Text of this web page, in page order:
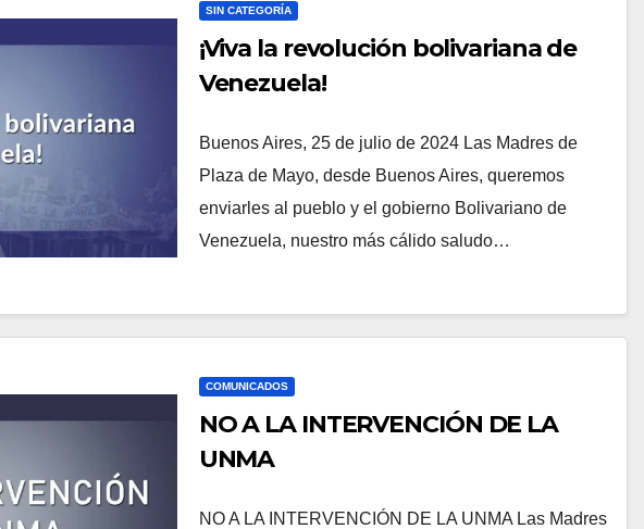
SIN CATEGORÍA
¡Viva la revolución bolivariana de
Venezuela!
Buenos Aires, 25 de julio de 2024 Las Madres de
Plaza de Mayo, desde Buenos Aires, queremos
enviarles al pueblo y el gobierno Bolivariano de
Venezuela, nuestro más cálido saludo…
COMUNICADOS
NO A LA INTERVENCIÓN DE LA
UNMA
NO A LA INTERVENCIÓN DE LA UNMA Las Madres